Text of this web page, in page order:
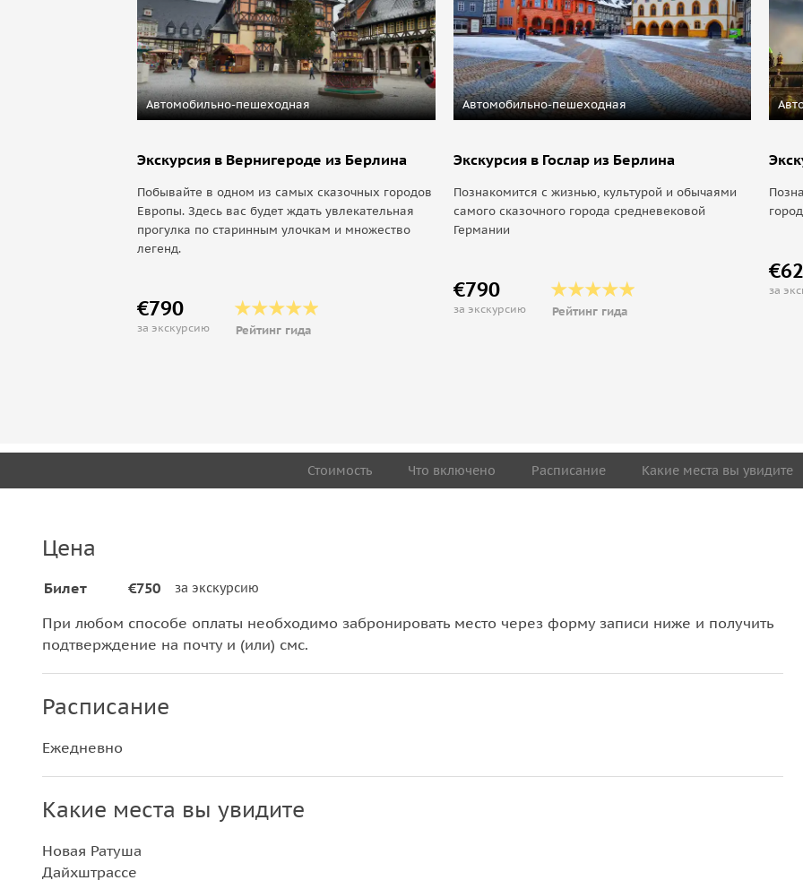
Автомобильно-пешеходная
Экскурсия в Вернигероде из Берлина
Побывайте в одном из самых сказочных городов
Европы. Здесь вас будет ждать увлекательная
прогулка по старинным улочкам и множество
легенд.
€790
за экскурсию Рейтинг гида
Автомобильно-пешеходная
Экскурсия в Гослар из Берлина
Познакомится с жизнью, культурой и обычаями
самого сказочного города средневековой
Германии
€790
за экскурсию Рейтинг гида
за
Стоимость Что включено Расписание Какие места вы увидите
Цена
Билет €750 за экскурсию
При любом способе оплаты необходимо забронировать место через форму записи ниже и получить
подтверждение на почту и (или) смс.
Расписание
Ежедневно
Какие места вы увидите
Новая Ратуша
Дайхштрассе